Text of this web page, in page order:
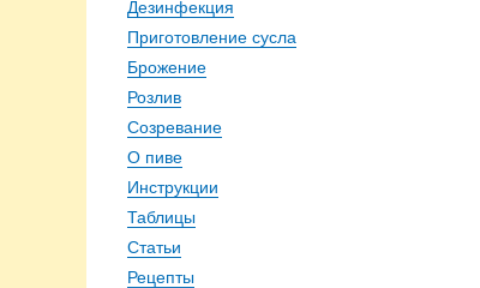
Дезинфекция
Приготовление сусла
Брожение
Розлив
Созревание
О пиве
Инструкции
Таблицы
Статьи
Рецепты